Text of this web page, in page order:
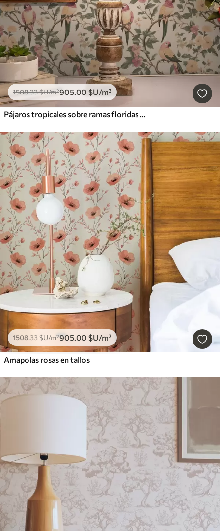
1508.33$U/m²905.00 $U/m²
Pájaros tropicales sobre ramas floridas en colores pastel
1508.33$U/m²905.00 $U/m²
Amapolas rosas en tallos